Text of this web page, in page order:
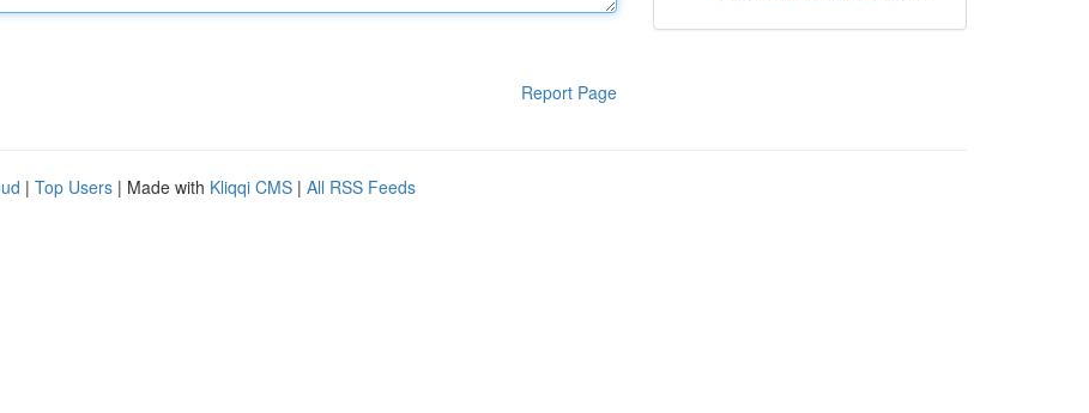
Report Page
| Top Users | Made with Kliqqi CMS | All RSS Feeds